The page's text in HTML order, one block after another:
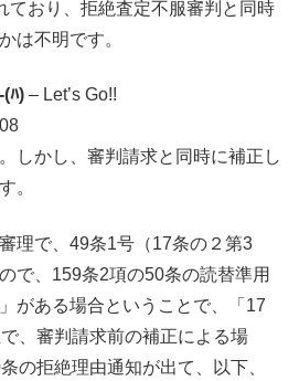
ており、拒絶査定不服審判と同時
は不明です。
ﾊ) – Let’s Go!!
しかし、審判請求と同時に補正し
。
理で、49条1号（17条の２第3
で、159条2項の50条の読替準用
がある場合ということで、「17
、審判請求前の補正による場
の拒絶理由通知が出て、以下、